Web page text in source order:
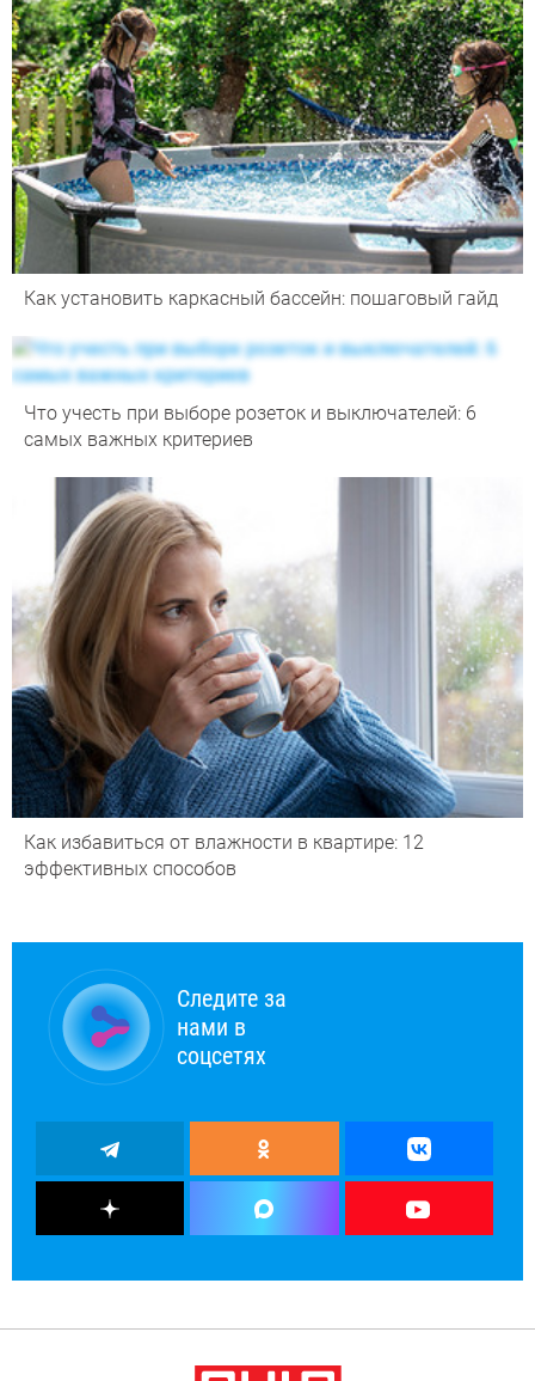
Как установить каркасный бассейн: пошаговый гайд
Что учесть при выборе розеток и выключателей: 6
самых важных критериев
Как избавиться от влажности в квартире: 12
эффективных способов
Следите за
нами в
соцсетях